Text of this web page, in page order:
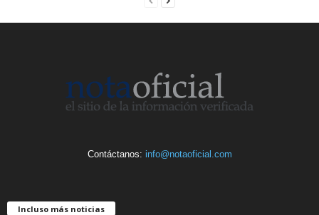
Contáctanos: info@notaoficial.com
Incluso más noticias